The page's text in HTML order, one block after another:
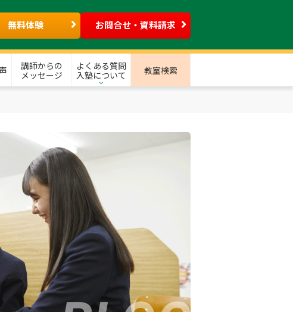
無料体験 お問合せ・資料請求
講師からの
メッセージ
よくある質問
入塾について
教室検索